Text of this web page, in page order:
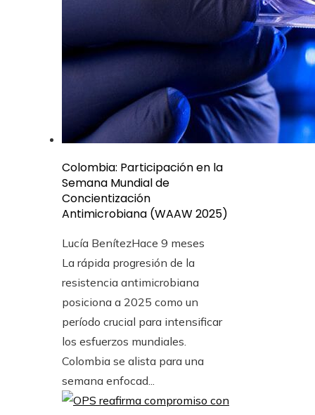
Colombia: Participación en la
Semana Mundial de
Concientización
Antimicrobiana (WAAW 2025)
Lucía BenítezHace 9 meses
La rápida progresión de la
resistencia antimicrobiana
posiciona a 2025 como un
período crucial para intensificar
los esfuerzos mundiales.
Colombia se alista para una
semana enfocad...